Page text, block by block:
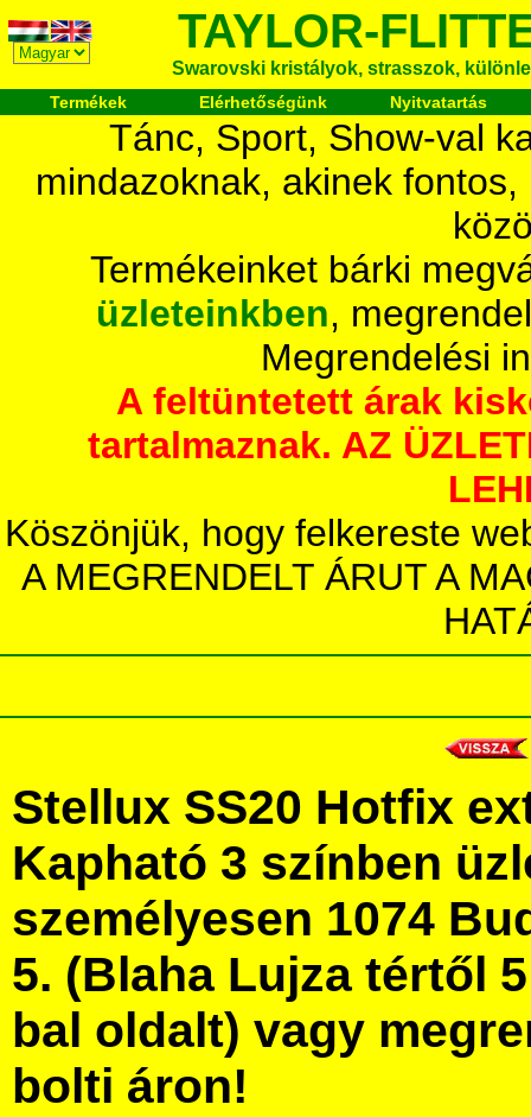
TAYLOR-
Swarovski kristályok, strasszok,
Termékek Elérhetőségünk Nyitvatartás
Tánc, Sport, Show-val
mindazoknak, akinek
Termékeinket bárki
üzleteinkben,
Megrendelési
A feltüntetett árak
tartalmaznak. AZ
Köszönjük, hogy felkereste
A MEGRENDELT ÁRUT A
Stellux SS20 Hotfix
Kapható 3 színben
személyesen 1074
5. (Blaha Lujza tértől
bal oldalt) vagy
bolti áron!